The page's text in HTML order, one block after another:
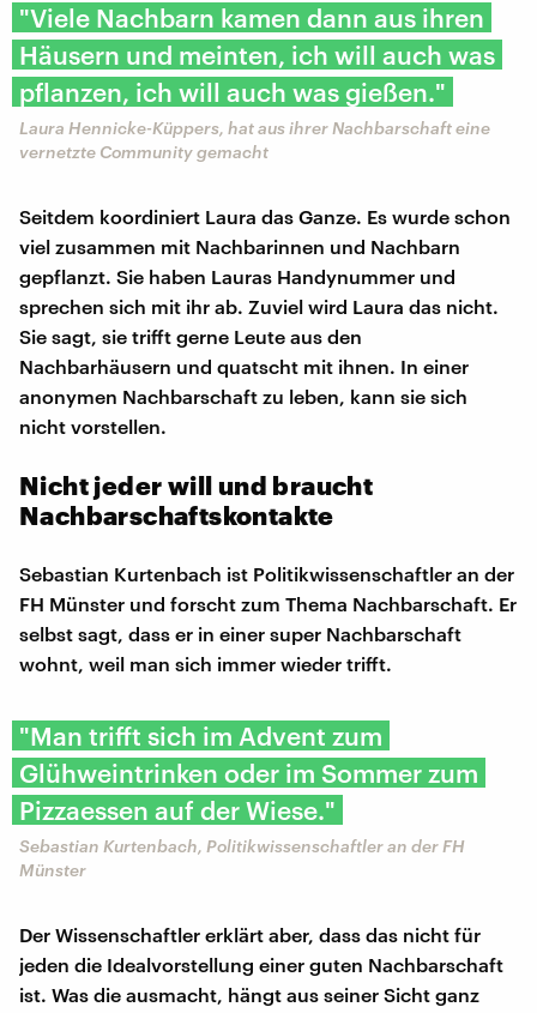
"Viele Nachbarn kamen dann aus ihren
Häusern und meinten, ich will auch was
pflanzen, ich will auch was gießen."
Laura Hennicke-Küppers, hat aus ihrer Nachbarschaft eine
vernetzte Community gemacht
Seitdem koordiniert Laura das Ganze. Es wurde schon
viel zusammen mit Nachbarinnen und Nachbarn
gepflanzt. Sie haben Lauras Handynummer und
sprechen sich mit ihr ab. Zuviel wird Laura das nicht.
Sie sagt, sie trifft gerne Leute aus den
Nachbarhäusern und quatscht mit ihnen. In einer
anonymen Nachbarschaft zu leben, kann sie sich
nicht vorstellen.
Nicht jeder will und braucht
Nachbarschaftskontakte
Sebastian Kurtenbach ist Politikwissenschaftler an der
FH Münster und forscht zum Thema Nachbarschaft. Er
selbst sagt, dass er in einer super Nachbarschaft
wohnt, weil man sich immer wieder trifft.
"Man trifft sich im Advent zum
Glühweintrinken oder im Sommer zum
Pizzaessen auf der Wiese."
Sebastian Kurtenbach, Politikwissenschaftler an der FH
Münster
Der Wissenschaftler erklärt aber, dass das nicht für
jeden die Idealvorstellung einer guten Nachbarschaft
ist. Was die ausmacht, hängt aus seiner Sicht ganz